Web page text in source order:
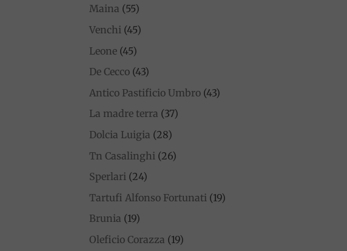
Maina (55)
Venchi (45)
Leone (45)
De Cecco (43)
Antico Pastificio Umbro (43)
La madre terra (37)
Dolcia Luigia (28)
Tn Casalinghi (26)
Sperlari (24)
Tartufi Alfonso Fortunati (19)
Brunia (19)
Oleficio Corazza (19)